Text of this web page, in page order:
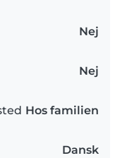
Nej
Nej
Hos familien
Dansk